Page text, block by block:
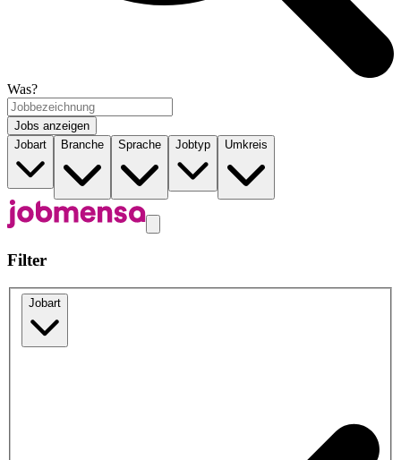
Was?
Jobs anzeigen
Jobart
Branche Sprache Jobtyp Umkreis
Filter
Jobart